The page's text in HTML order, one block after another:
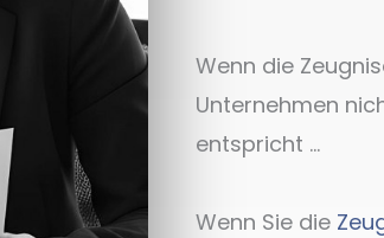
Wenn die
Unternehmen
entspricht …
Wenn Sie die